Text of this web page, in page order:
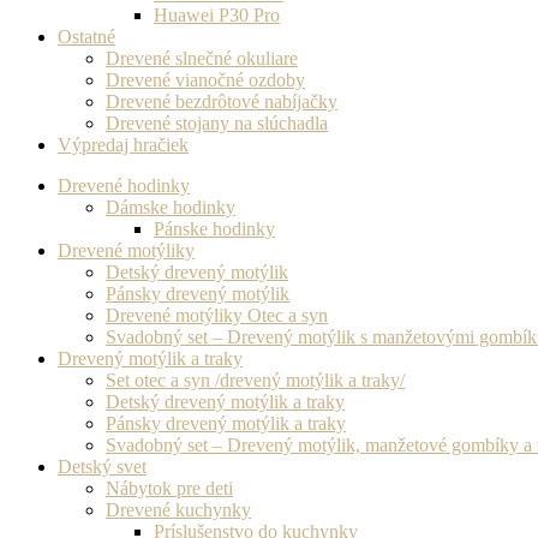
Huawei P30 Pro
Ostatné
Drevené slnečné okuliare
Drevené vianočné ozdoby
Drevené bezdrôtové nabíjačky
Drevené stojany na slúchadla
Výpredaj hračiek
Drevené hodinky
Dámske hodinky
Pánske hodinky
Drevené motýliky
Detský drevený motýlik
Pánsky drevený motýlik
Drevené motýliky Otec a syn
Svadobný set – Drevený motýlik s manžetovými
Drevený motýlik a traky
Set otec a syn /drevený motýlik a traky/
Detský drevený motýlik a traky
Pánsky drevený motýlik a traky
Svadobný set – Drevený motýlik, manžetové gombíky a
Detský svet
Nábytok pre deti
Drevené kuchynky
Príslušenstvo do kuchynky